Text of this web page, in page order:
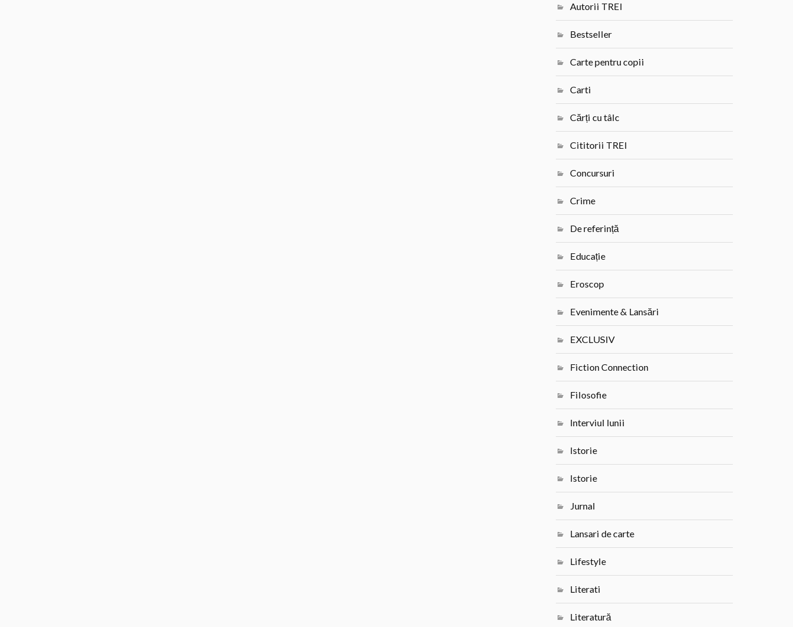
Autorii TREI
Bestseller
Carte pentru copii
Carti
Cărți cu tâlc
Cititorii TREI
Concursuri
Crime
De referință
Educație
Eroscop
Evenimente & Lansări
EXCLUSIV
Fiction Connection
Filosofie
Interviul lunii
Istorie
Istorie
Jurnal
Lansari de carte
Lifestyle
Literati
Literatură